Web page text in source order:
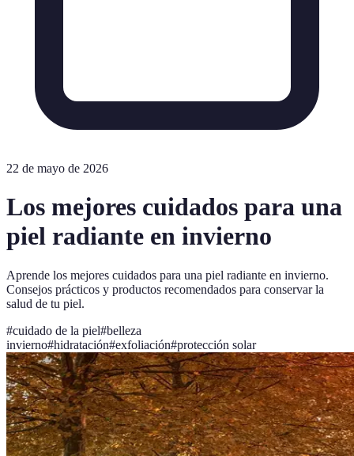
22 de mayo de 2026
Los mejores cuidados para una
piel radiante en invierno
Aprende los mejores cuidados para una piel radiante en invierno.
Consejos prácticos y productos recomendados para conservar la
salud de tu piel.
#cuidado de la piel#belleza
invierno#hidratación#exfoliación#protección solar